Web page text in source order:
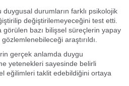
duygusal durumların farklı psikolojik
değiştirilemeyeceğini test etti.
bazı bilişsel süreçlerin yapay
araştırıldı.
gerçek anlamda duygu
yetenekleri sayesinde belirli
eğilimleri taklit edebildiğini ortaya